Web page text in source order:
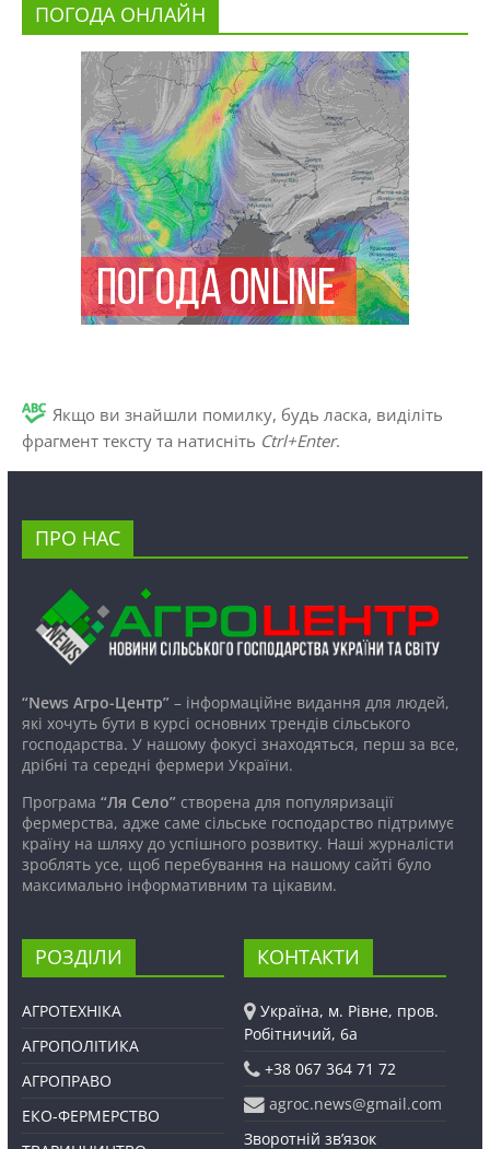
ПОГОДА ОНЛАЙН
Якщо ви знайшли помилку, будь ласка, виділіть
фрагмент тексту та натисніть Ctrl+Enter.
ПРО НАС
“News Агро-Центр”– інформаційне видання для людей,
які хочуть бути в курсі основних трендів сільського
господарства. У нашому фокусі знаходяться, перш за все,
дрібні та середні фермери України.
Програма “Ля Село”створена для популяризації
фермерства, адже саме сільське господарство підтримує
країну на шляху до успішного розвитку. Наші журналісти
зроблять усе, щоб перебування на нашому сайті було
максимально інформативним та цікавим.
РОЗДІЛИ
АГРОТЕХНІКА
АГРОПОЛІТИКА
АГРОПРАВО
ЕКО-ФЕРМЕРСТВО
КОНТАКТИ
Україна, м. Рівне, пров.
Робітничий, 6а
+38 067 364 71 72
agroc.news@gmail.com
Зворотній зв’язок